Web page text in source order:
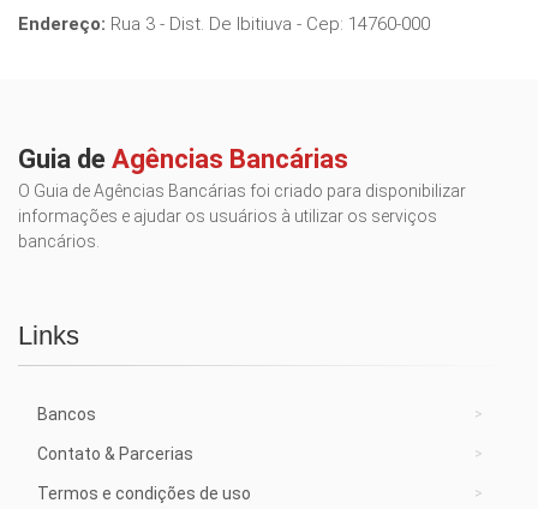
Endereço: Rua 3 - Dist. De Ibitiuva - Cep: 14760-000
Guia de Agências Bancárias
O Guia de Agências Bancárias foi criado para disponibilizar
informações e ajudar os usuários à utilizar os serviços
bancários.
Links
Bancos
Contato & Parcerias
Termos e condições de uso